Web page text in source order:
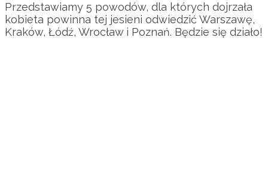
Przedstawiamy 5 powodów, dla których dojrzała
kobieta powinna tej jesieni odwiedzić Warszawę,
Kraków, Łódź, Wrocław i Poznań. Będzie się działo!